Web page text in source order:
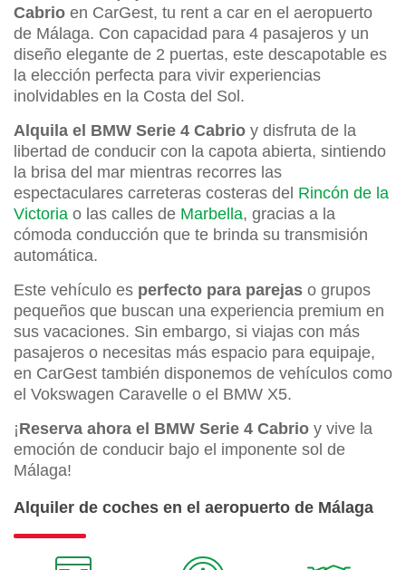
Cabrio en CarGest, tu rent a car en el aeropuerto
de Málaga. Con capacidad para 4 pasajeros y un
diseño elegante de 2 puertas, este descapotable es
la elección perfecta para vivir experiencias
inolvidables en la Costa del Sol.
Alquila el BMW Serie 4 Cabrio y disfruta de la
libertad de conducir con la capota abierta, sintiendo
la brisa del mar mientras recorres las
espectaculares carreteras costeras del Rincón de la
Victoria o las calles de Marbella, gracias a la
cómoda conducción que te brinda su transmisión
automática.
Este vehículo es perfecto para parejas o grupos
pequeños que buscan una experiencia premium en
sus vacaciones. Sin embargo, si viajas con más
pasajeros o necesitas más espacio para equipaje,
en CarGest también disponemos de vehículos como
el Vokswagen Caravelle o el BMW X5.
¡Reserva ahora el BMW Serie 4 Cabrio y vive la
emoción de conducir bajo el imponente sol de
Málaga!
Alquiler de coches en el aeropuerto de Málaga